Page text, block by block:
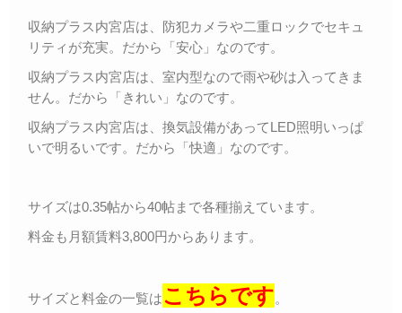
収納プラス内宮店は、防犯カメラや二重ロックでセキュ
リティが充実。だから「安心」なのです。
収納プラス内宮店は、室内型なので雨や砂は入ってきま
せん。だから「きれい」なのです。
収納プラス内宮店は、換気設備があってLED照明いっぱ
いで明るいです。だから「快適」なのです。
サイズは0.35帖から40帖まで各種揃えています。
料金も月額賃料3,800円からあります。
サイズと料金の一覧はこちらです。